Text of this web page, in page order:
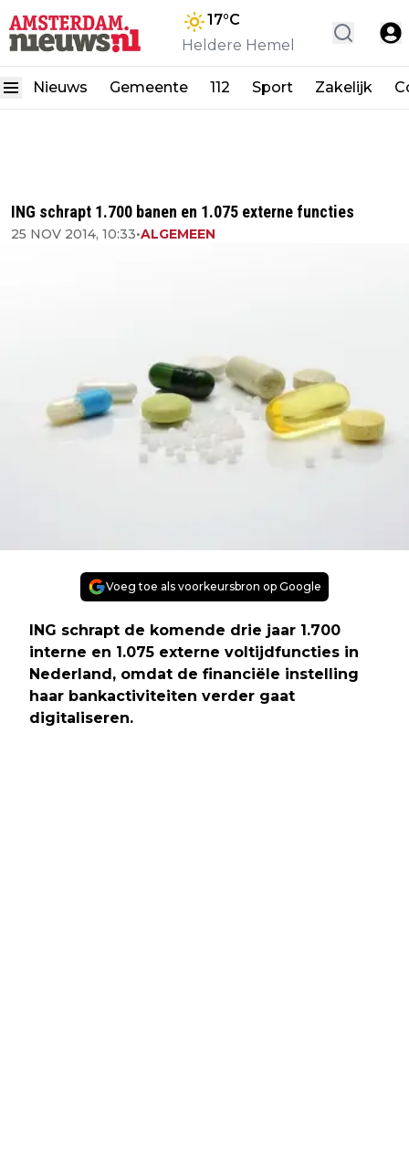
17°C
Heldere Hemel
Nieuws Gemeente 112 Sport Zakelijk
ING schrapt 1.700 banen en 1.075 externe functies
25 NOV 2014, 10:33•ALGEMEEN
Voeg toe als voorkeursbron op Google
ING schrapt de komende drie jaar 1.700
interne en 1.075 externe voltijdfuncties in
Nederland, omdat de financiële instelling
haar bankactiviteiten verder gaat
digitaliseren.